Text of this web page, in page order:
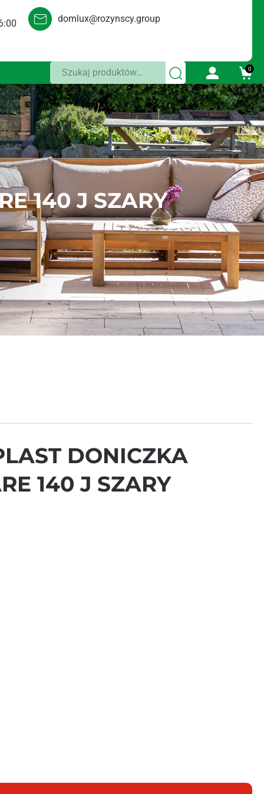
domlux@rozynscy.group
Szukaj: 0
140 J SZARY
DONICZKA
140 J SZARY
ARECO DARE 140 J SZARY